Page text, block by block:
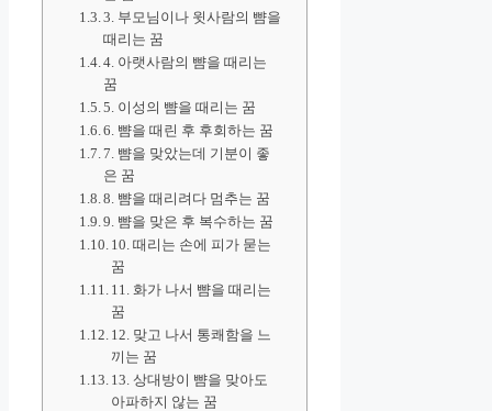
3. 부모님이나 윗사람의 뺨을
때리는 꿈
4. 아랫사람의 뺨을 때리는
꿈
5. 이성의 뺨을 때리는 꿈
6. 뺨을 때린 후 후회하는 꿈
7. 뺨을 맞았는데 기분이 좋
은 꿈
8. 뺨을 때리려다 멈추는 꿈
9. 뺨을 맞은 후 복수하는 꿈
10. 때리는 손에 피가 묻는
꿈
11. 화가 나서 뺨을 때리는
꿈
12. 맞고 나서 통쾌함을 느
끼는 꿈
13. 상대방이 뺨을 맞아도
아파하지 않는 꿈